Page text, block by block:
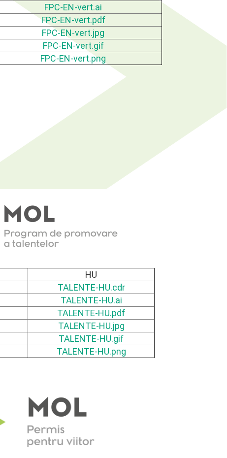
FPC-EN-vert.ai
FPC-EN-vert.pdf
FPC-EN-vert.jpg
FPC-EN-vert.gif
FPC-EN-vert.png
HU
TALENTE-HU.cdr
TALENTE-HU.ai
TALENTE-HU.pdf
TALENTE-HU.jpg
TALENTE-HU.gif
TALENTE-HU.png